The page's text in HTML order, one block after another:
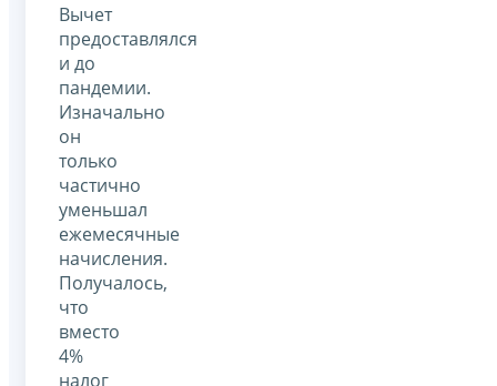
Вычет
предоставлялся
и до
пандемии.
Изначально
он
только
частично
уменьшал
ежемесячные
начисления.
Получалось,
что
вместо
4%
налог